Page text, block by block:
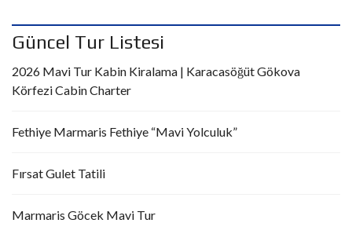
Güncel Tur Listesi
2026 Mavi Tur Kabin Kiralama | Karacasöğüt Gökova
Körfezi Cabin Charter
Fethiye Marmaris Fethiye “Mavi Yolculuk”
Fırsat Gulet Tatili
Marmaris Göcek Mavi Tur